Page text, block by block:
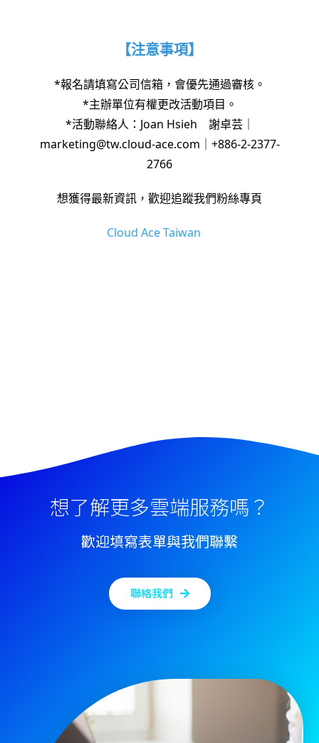
【注意事項】
*報名請填寫公司信箱，會優先通過審核。
*主辦單位有權更改活動項目。
*活動聯絡人：Joan Hsieh 謝卓芸｜
marketing@tw.cloud-ace.com｜+886-2-2377-
2766
想獲得最新資訊，歡迎追蹤我們粉絲專頁
Cloud Ace Taiwan
想了解更多雲端服務嗎？
歡迎填寫表單與我們聯繫
聯絡我們